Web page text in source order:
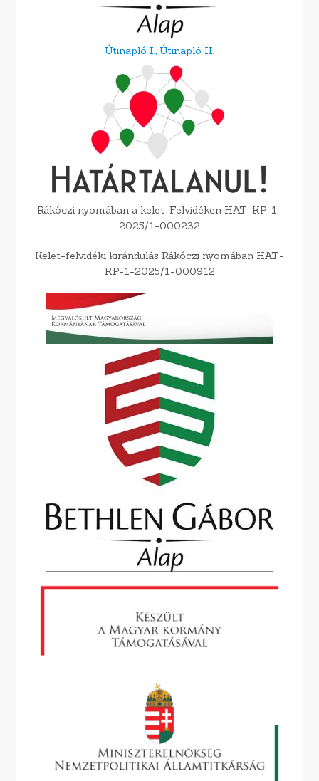
Útinapló I., Útinapló II.
Rákóczi nyomában a kelet-Felvidéken HAT-KP-1-
2025/1-000232
Kelet-felvidéki kirándulás Rákóczi nyomában HAT-
KP-1-2025/1-000912